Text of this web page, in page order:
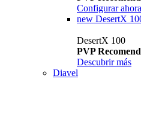
Configurar ahora
new DesertX
DesertX 100
PVP
Descubrir más
Diavel